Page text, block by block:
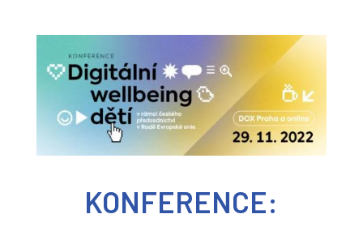
KONFERENCE: